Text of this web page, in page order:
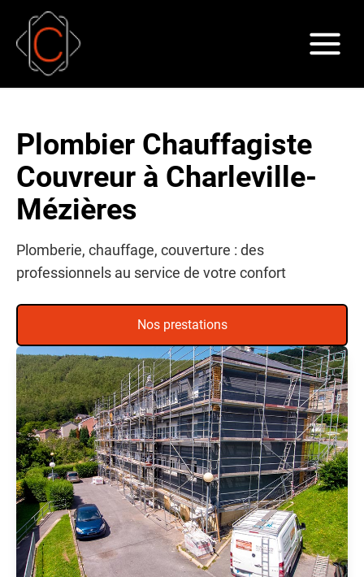
Plombier Chauffagiste
Couvreur à Charleville-
Mézières
Plomberie, chauffage, couverture : des
professionnels au service de votre confort
Nos prestations